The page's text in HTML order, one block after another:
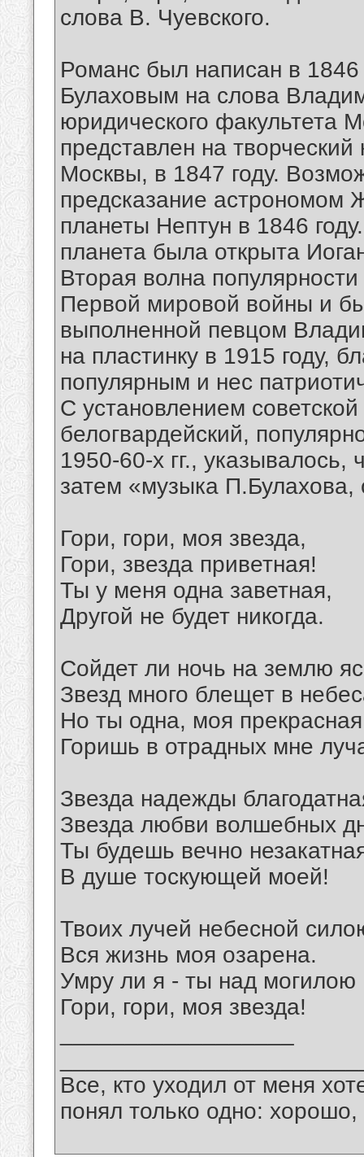
слова В. Чуевского.
Романс был написан в
Булаховым на слова
юридического факультета
представлен на
Москвы, в 1847 году.
предсказание астрономом
планеты Нептун в 1846
планета была открыта
Вторая волна
Первой мировой войны и
выполненной певцом
на пластинку в 1915 году,
популярным и нес
С установлением
белогвардейский,
1950-60-х гг.,
затем «музыка
Гори, гори, моя звезда,
Гори, звезда приветная!
Ты у меня одна заветная,
Другой не будет никогда.
Сойдет ли ночь на землю
Звезд много блещет в
Но ты одна, моя
Горишь в отрадных мне
Звезда надежды
Звезда любви волшебных
Ты будешь вечно
В душе тоскующей моей!
Твоих лучей небесной
Вся жизнь моя озарена.
Умру ли я - ты над могилою
Гори, гори, моя звезда!
Все, кто уходил от меня
понял только одно: